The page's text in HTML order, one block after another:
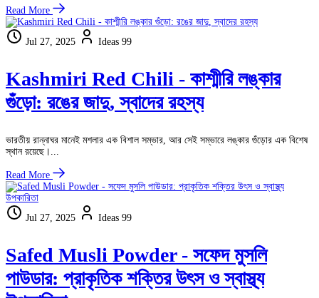
Read More
Jul 27, 2025 Ideas 99
Kashmiri Red Chili - কাশ্মীরি লঙ্কার
গুঁড়ো: রঙের জাদু, স্বাদের রহস্য
ভারতীয় রান্নাঘর মানেই মশলার এক বিশাল সম্ভার, আর সেই সম্ভারে লঙ্কার গুঁড়োর এক বিশেষ
স্থান রয়েছে।...
Read More
Jul 27, 2025 Ideas 99
Safed Musli Powder - সফেদ মুসলি
পাউডার: প্রাকৃতিক শক্তির উৎস ও স্বাস্থ্য